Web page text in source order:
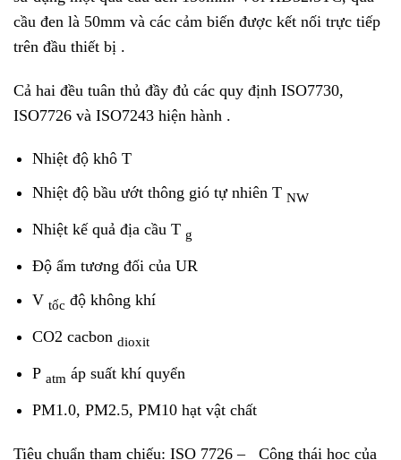
cầu đen là 50mm và các cảm biến được kết nối trực tiếp
trên đầu thiết bị .
Cả hai đều tuân thủ đầy đủ các quy định ISO7730,
ISO7726 và ISO7243 hiện hành .
Nhiệt độ khô T
Nhiệt độ bầu ướt thông gió tự nhiên T NW
Nhiệt kế quả địa cầu T g
Độ ẩm tương đối của UR
V tốc độ không khí
CO2 cacbon dioxit
P atm áp suất khí quyển
PM1.0, PM2.5, PM10 hạt vật chất
Tiêu chuẩn tham chiếu: ISO 7726 – Công thái học của